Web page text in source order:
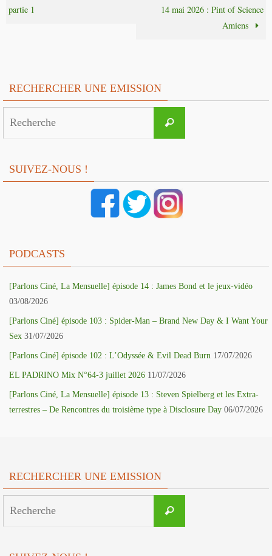
partie 1
14 mai 2026 : Pint of Science
Amiens
RECHERCHER UNE EMISSION
Recherche
SUIVEZ-NOUS !
PODCASTS
[Parlons Ciné, La Mensuelle] épisode 14 : James Bond et le jeux-vidéo
03/08/2026
[Parlons Ciné] épisode 103 : Spider-Man – Brand New Day & I Want Your
Sex 31/07/2026
[Parlons Ciné] épisode 102 : L’Odyssée & Evil Dead Burn 17/07/2026
EL PADRINO Mix N°64-3 juillet 2026 11/07/2026
[Parlons Ciné, La Mensuelle] épisode 13 : Steven Spielberg et les Extra-
terrestres – De Rencontres du troisième type à Disclosure Day 06/07/2026
RECHERCHER UNE EMISSION
Recherche